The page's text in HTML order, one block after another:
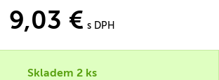
9,03 € s DPH
Skladem 2 ks